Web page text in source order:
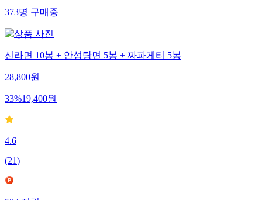
373명구매중
신라면 10봉 + 안성탕면 5봉 + 짜파게티 5봉
28,800원
33%19,400원
4.6
(21)